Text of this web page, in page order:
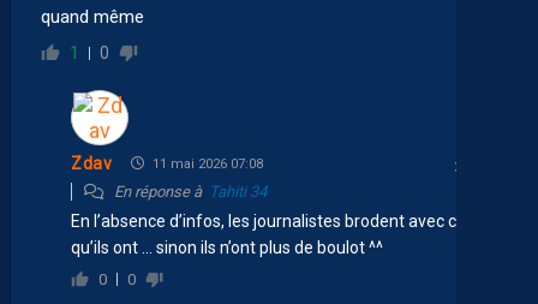
quand même
1 0
Zdav 11 mai 2026 07:08
En réponse à Tahiti 34
En l’absence d’infos, les journalistes brodent avec ce
qu’ils ont … sinon ils n’ont plus de boulot ^^
0 0